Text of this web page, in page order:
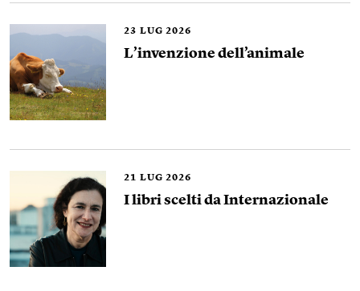
23 LUG 2026
L’invenzione dell’animale
21 LUG 2026
I libri scelti da Internazionale